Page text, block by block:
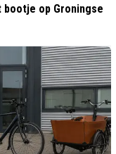
op Groningse